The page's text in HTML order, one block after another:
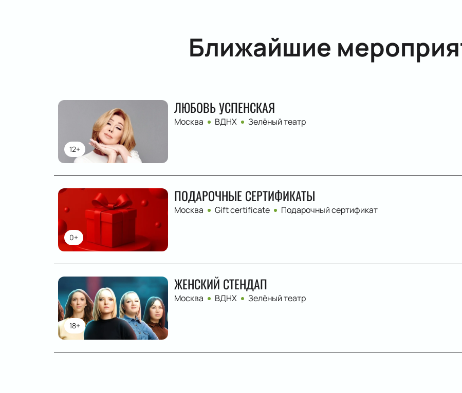
Ближайшие
12+
ЛЮБОВЬ УСПЕНСКАЯ
Москва ВДНХ Зелёный театр
0+
ПОДАРОЧНЫЕ СЕРТИФИКАТЫ
Москва Gift certificate Подарочный сертификат
18+
ЖЕНСКИЙ СТЕНДАП
Москва ВДНХ Зелёный театр